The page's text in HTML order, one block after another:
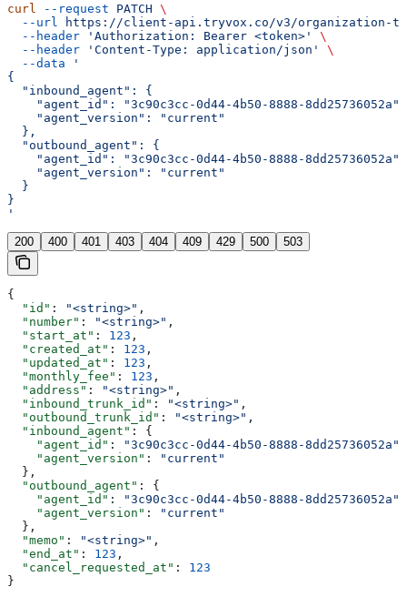
curl --request PATCH \
  --url
https://client-api.tryvox.co/v3/organization-
  --header
'Authorization: Bearer <token>'
\
  --header
'Content-Type: application/json'
\
  --data
'
{
  "inbound_agent": {
    "agent_id": "3c90c3cc-0d44-4b50-8888-8dd25736052a",
    "agent_version": "current"
  },
  "outbound_agent": {
    "agent_id": "3c90c3cc-0d44-4b50-8888-8dd25736052a",
    "agent_version": "current"
  }
}
'
200 400 401 403 404 409 429 500 503
{
  "id"
: "<string>" ,
  "number"
: "<string>" ,
  "start_at"
: 123 ,
  "created_at"
: 123 ,
  "updated_at"
: 123 ,
  "monthly_fee"
: 123 ,
  "address"
: "<string>" ,
  "inbound_trunk_id"
: "<string>" ,
  "outbound_trunk_id"
: "<string>" ,
  "inbound_agent"
: {
    "agent_id"
: "3c90c3cc-0d44-4b50-8888-8dd25736052a"
    "agent_version"
:
"current"
  },
  "outbound_agent"
: {
    "agent_id"
: "3c90c3cc-0d44-4b50-8888-8dd25736052a"
    "agent_version"
:
"current"
  },
  "memo"
: "<string>" ,
  "end_at"
: 123 ,
  "cancel_requested_at"
: 123
}